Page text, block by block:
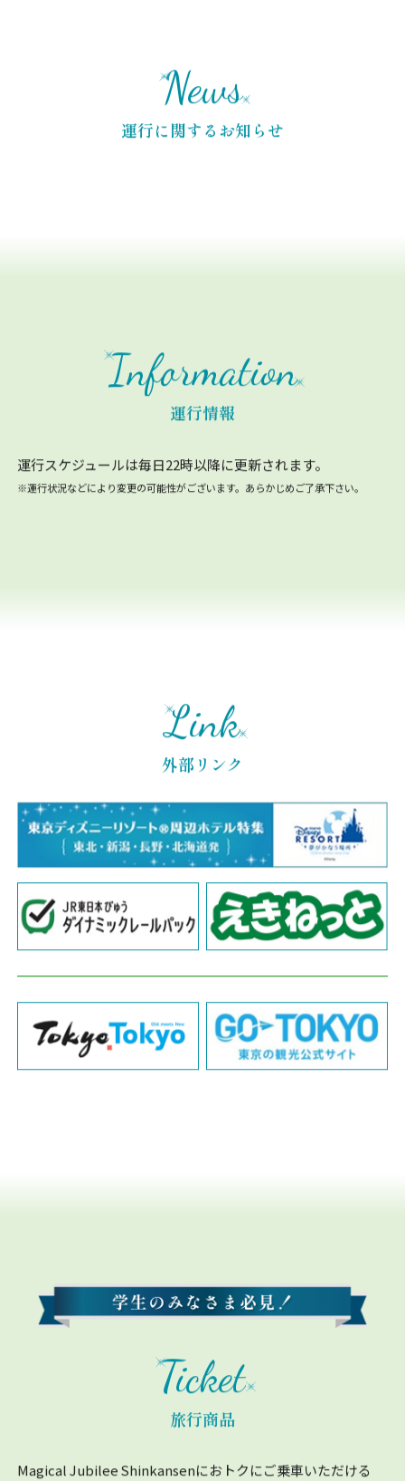
News
運行に関するお知らせ
Information
運行情報
運行スケジュールは毎日22時以降に更新されます。
※運行状況などにより変更の可能性がございます。あらかじめご了承下さい。
Link
外部リンク
Ticket
旅行商品
Magical Jubilee Shinkansenにおトクにご乗車いただける